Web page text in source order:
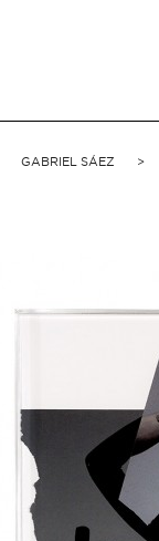
GABRIEL SÁEZ >